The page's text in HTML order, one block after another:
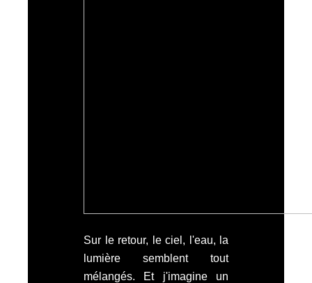
Sur le retour, le ciel, l'eau, la
lumière semblent tout
mélangés. Et j'imagine un